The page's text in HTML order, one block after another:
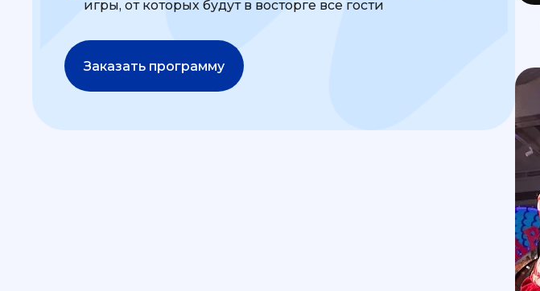
игры, от которых будут в восторге все гости
Заказать программу